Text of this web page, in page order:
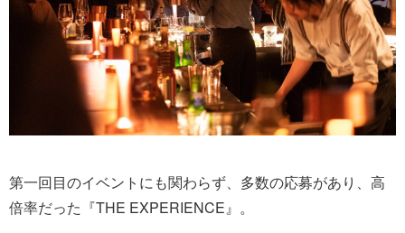
第一回目のイベントにも関わらず、多数の応募があり、高
倍率だった『THE EXPERIENCE』。